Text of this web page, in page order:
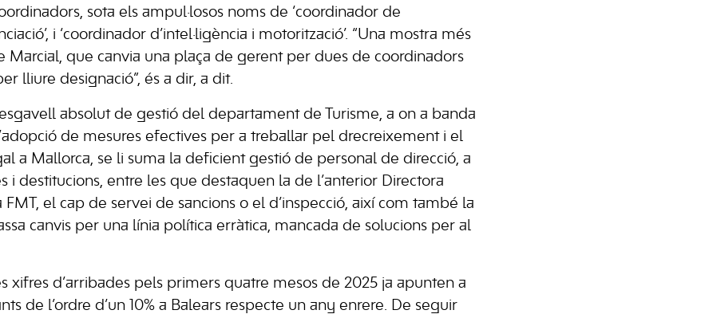
sota els ampul·losos noms de ‘coordinador de
i ‘coordinador d’intel·ligència i motorització’. “Una mostra més
Marcial, que canvia una plaça de gerent per dues de coordinadors
lliure designació”, és a dir, a dit.
absolut de gestió del departament de Turisme, a on a banda
de mesures efectives per a treballar pel drecreixement i el
a Mallorca, se li suma la deficient gestió de personal de direcció, a
i destitucions, entre les que destaquen la de l’anterior Directora
el cap de servei de sancions o el d’inspecció, així com també la
canvis per una línia política erràtica, mancada de solucions per al
xifres d’arribades pels primers quatre mesos de 2025 ja apunten a
de l’ordre d’un 10% a Balears respecte un any enrere. De seguir